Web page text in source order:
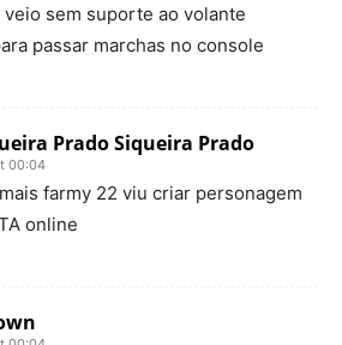
veio sem suporte ao volante
passar marchas no console
Prado Siqueira Prado
00:04
farmy 22 viu criar personagem
online